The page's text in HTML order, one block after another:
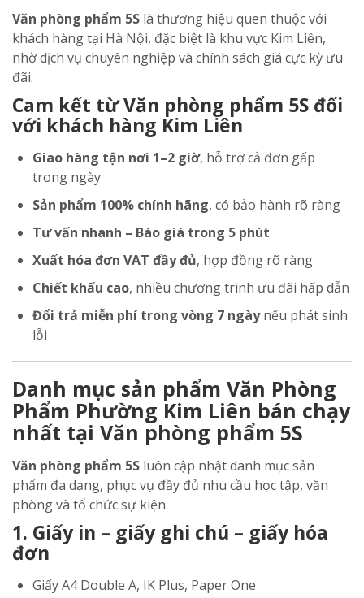
Văn phòng phẩm 5S là thương hiệu quen thuộc với
khách hàng tại Hà Nội, đặc biệt là khu vực Kim Liên,
nhờ dịch vụ chuyên nghiệp và chính sách giá cực kỳ ưu
đãi.
Cam kết từ Văn phòng phẩm 5S đối
với khách hàng Kim Liên
Giao hàng tận nơi 1–2 giờ, hỗ trợ cả đơn gấp
trong ngày
Sản phẩm 100% chính hãng, có bảo hành rõ ràng
Tư vấn nhanh – Báo giá trong 5 phút
Xuất hóa đơn VAT đầy đủ, hợp đồng rõ ràng
Chiết khấu cao, nhiều chương trình ưu đãi hấp dẫn
Đổi trả miễn phí trong vòng 7 ngàynếu phát sinh
lỗi
Danh mục sản phẩm Văn Phòng
Phẩm Phường Kim Liên bán chạy
nhất tại Văn phòng phẩm 5S
Văn phòng phẩm 5S luôn cập nhật danh mục sản
phẩm đa dạng, phục vụ đầy đủ nhu cầu học tập, văn
phòng và tổ chức sự kiện.
1. Giấy in – giấy ghi chú – giấy hóa
đơn
Giấy A4 Double A, IK Plus, Paper One